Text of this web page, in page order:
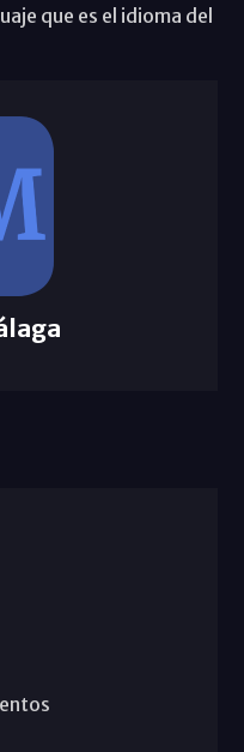
que es el idioma del